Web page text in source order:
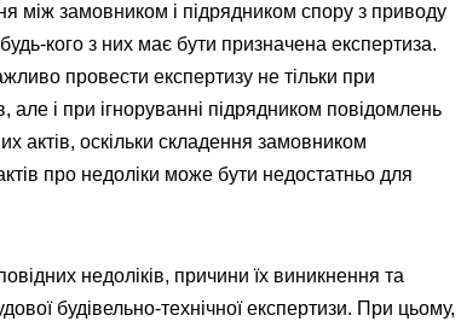
між замовником і підрядником спору з приводу
кого з них має бути призначена експертиза.
провести експертизу не тільки при
але і при ігноруванні підрядником повідомлень
актів, оскільки складення замовником
про недоліки може бути недостатньо для
недоліків, причини їх виникнення та
будівельно-технічної експертизи. При цьому,